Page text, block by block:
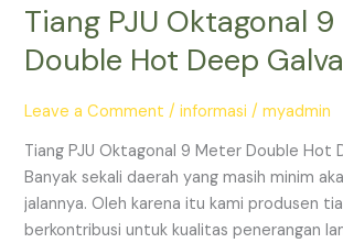
Tiang PJU Oktagonal
Double Hot Deep
Leave a Comment /informasi /myadmin
Tiang PJU Oktagonal 9 Meter Double Hot
Banyak sekali daerah yang masih minim
jalannya. Oleh karena itu kami produsen
berkontribusi untuk kualitas penerangan
Tiang
Oktagonal
Meter
Double
Hot
Deep
Galvanish